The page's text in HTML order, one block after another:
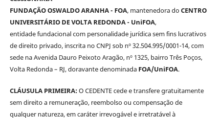
FUNDAÇÃO OSWALDO ARANHA - FOA, mantenedora doCENTRO
UNIVERSITÁRIO DE VOLTA REDONDA - UniFOA,
entidade fundacional com personalidade jurídica sem fins lucrativos
de direito privado, inscrita no CNPJ sob nº 32.504.995/0001-14, com
sede na Avenida Dauro Peixoto Aragão, nº 1325, bairro Três Poços,
Volta Redonda – RJ, doravante denominada FOA/UniFOA.
CLÁUSULA PRIMEIRA:O CEDENTE cede e transfere gratuitamente
sem direito a remuneração, reembolso ou compensação de
qualquer natureza, em caráter irrevogável e irretratável à